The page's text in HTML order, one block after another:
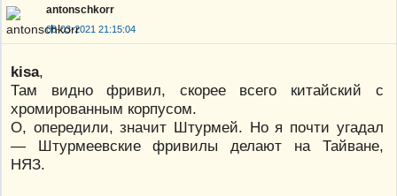
antonschkorr
08-03-2021 21:15:04
kisa,
Там видно фривил, скорее всего китайский с
хромированным корпусом.
О, опередили, значит Штурмей. Но я почти угадал
— Штурмеевские фривилы делают на Тайване,
НЯЗ.